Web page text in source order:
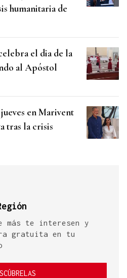
humanitaria de
el dia de la
al Apóstol
en Marivent
tras la crisis
más te interesen y
gratuita en tu